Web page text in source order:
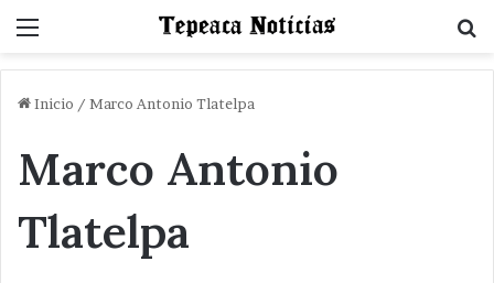
Menu
Inicio / Marco Antonio Tlatelpa
Marco Antonio
Tlatelpa